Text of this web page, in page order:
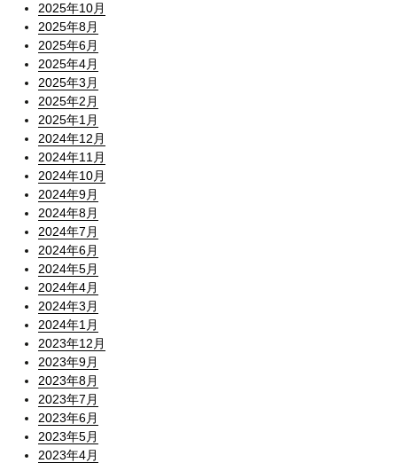
2025年10月
2025年8月
2025年6月
2025年4月
2025年3月
2025年2月
2025年1月
2024年12月
2024年11月
2024年10月
2024年9月
2024年8月
2024年7月
2024年6月
2024年5月
2024年4月
2024年3月
2024年1月
2023年12月
2023年9月
2023年8月
2023年7月
2023年6月
2023年5月
2023年4月